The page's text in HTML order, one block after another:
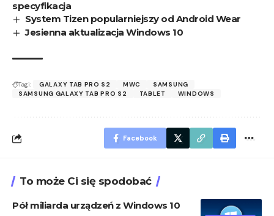
specyfikacja
System Tizen popularniejszy od Android Wear
Jesienna aktualizacja Windows 10
Tagi: GALAXY TAB PRO S2 MWC
SAMSUNG
SAMSUNG GALAXY TAB PRO S2
TABLET WINDOWS
Facebook
To może Ci się spodobać
Pół miliarda urządzeń z Windows 10